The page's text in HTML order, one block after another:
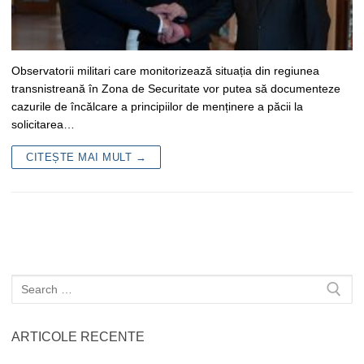
Observatorii militari care monitorizează situația din regiunea
transnistreană în Zona de Securitate vor putea să documenteze
cazurile de încălcare a principiilor de menținere a păcii la
solicitarea…
CITEȘTE MAI MULT →
Caută
după:
ARTICOLE RECENTE